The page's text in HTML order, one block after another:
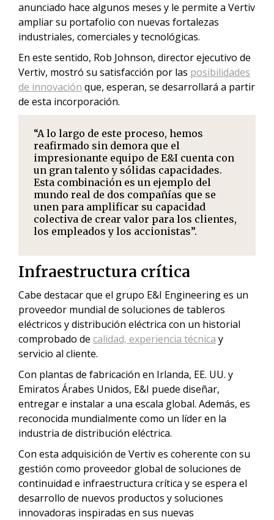
anunciado hace algunos meses y le permite a Vertiv
ampliar su portafolio con nuevas fortalezas
industriales, comerciales y tecnológicas.
En este sentido, Rob Johnson, director ejecutivo de
Vertiv, mostró su satisfacción por las posibilidades
de innovación que, esperan, se desarrollará a partir
de esta incorporación.
“A lo largo de este proceso, hemos
reafirmado sin demora que el
impresionante equipo de E&I cuenta con
un gran talento y sólidas capacidades.
Esta combinación es un ejemplo del
mundo real de dos compañías que se
unen para amplificar su capacidad
colectiva de crear valor para los clientes,
los empleados y los accionistas”.
Infraestructura crítica
Cabe destacar que el grupo E&I Engineering es un
proveedor mundial de soluciones de tableros
eléctricos y distribución eléctrica con un historial
comprobado de calidad, experiencia técnica y
servicio al cliente.
Con plantas de fabricación en Irlanda, EE. UU. y
Emiratos Árabes Unidos, E&I puede diseñar,
entregar e instalar a una escala global. Además, es
reconocida mundialmente como un líder en la
industria de distribución eléctrica.
Con esta adquisición de Vertiv es coherente con su
gestión como proveedor global de soluciones de
continuidad e infraestructura crítica y se espera el
desarrollo de nuevos productos y soluciones
innovadoras inspiradas en sus nuevas